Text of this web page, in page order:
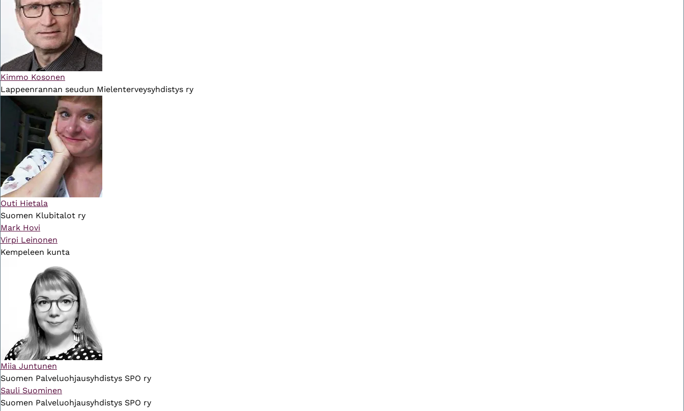
Kimmo Kosonen
Lappeenrannan seudun Mielenterveysyhdistys ry
Outi Hietala
Suomen Klubitalot ry
Mark Hovi
Virpi Leinonen
Kempeleen kunta
Miia Juntunen
Suomen Palveluohjausyhdistys SPO ry
Sauli Suominen
Suomen Palveluohjausyhdistys SPO ry